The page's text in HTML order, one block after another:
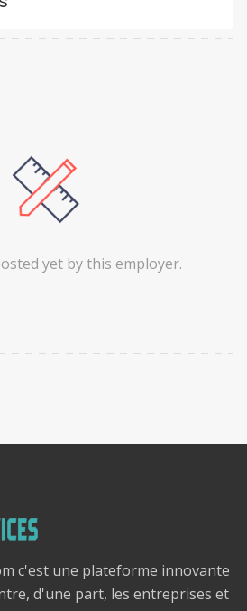
yet by this employer.
c'est une plateforme innovante
d'une part, les entreprises et